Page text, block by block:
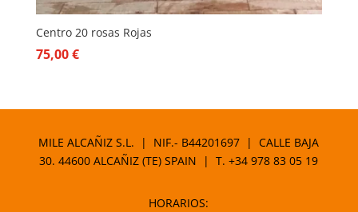
Centro 20 rosas Rojas
75,00€
MILE ALCAÑIZ S.L. | NIF.- B44201697 | CALLE BAJA
30. 44600 ALCAÑIZ (TE) SPAIN | T.+34 978 83 05 19
HORARIOS: